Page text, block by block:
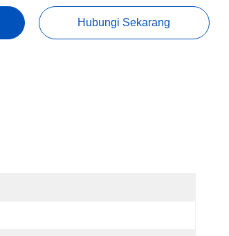
Hubungi Sekarang